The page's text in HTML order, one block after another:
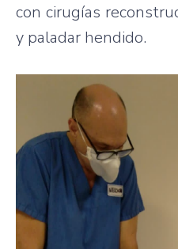
con cirugías
y paladar hendido.